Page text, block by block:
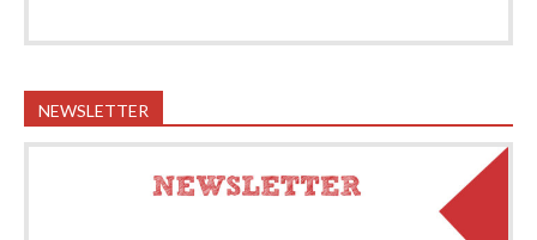
NEWSLETTER